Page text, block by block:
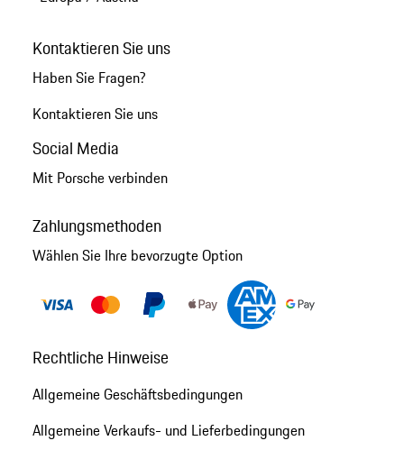
Kontaktieren Sie uns
Haben Sie Fragen?
Kontaktieren Sie uns
Social Media
Mit Porsche verbinden
Zahlungsmethoden
Wählen Sie Ihre bevorzugte Option
Rechtliche Hinweise
Allgemeine Geschäftsbedingungen
Allgemeine Verkaufs- und Lieferbedingungen